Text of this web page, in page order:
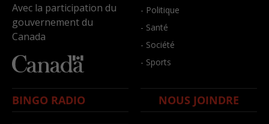
Avec la participation du
gouvernement du
Canada
- Politique
- Santé
- Société
- Sports
BINGO RADIO NOUS JOINDRE